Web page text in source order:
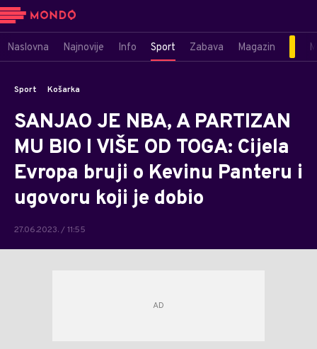
Naslovna Najnovije Info Sport Zabava Magazin
Sport Košarka
SANJAO JE NBA, A PARTIZAN
MU BIO I VIŠE OD TOGA: Cijela
Evropa bruji o Kevinu Panteru i
ugovoru koji je dobio
27.06.2023. / 11:55